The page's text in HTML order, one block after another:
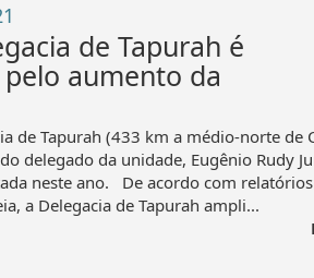
de Tapurah é
aumento da
de Tapurah (433 km a médio-norte de
delegado da unidade, Eugênio Rudy
neste ano. De acordo com relatórios
a Delegacia de Tapurah ampli...